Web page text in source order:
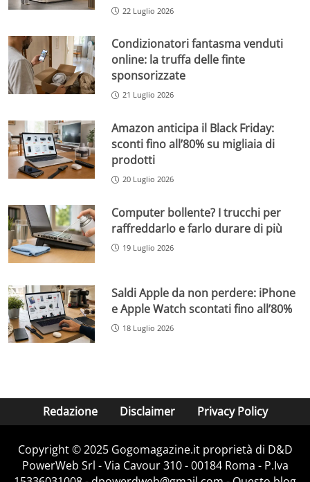
22 Luglio 2026
Condizionatori fantasma venduti
online: la truffa delle finte
sponsorizzate
21 Luglio 2026
Amazon anticipa il Black Friday:
sconti fino all’80% su migliaia di
prodotti
20 Luglio 2026
Computer bollente? I trucchi per
raffreddarlo e farlo durare di più
19 Luglio 2026
Saldi Apple da non perdere: iPhone
e Apple Watch scontati fino all’80%
18 Luglio 2026
Redazione Disclaimer Privacy Policy
Copyright © 2025 Gogomagazine.it proprietà di D&D
PowerWeb Srl - Via Cavour 310 - 00184 Roma - P.Iva